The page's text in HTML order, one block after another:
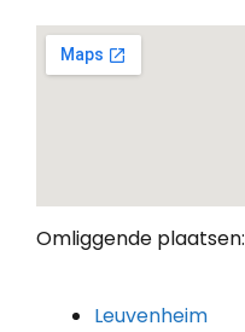
Omliggende plaatsen:
Leuvenheim